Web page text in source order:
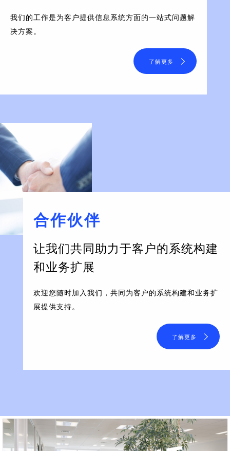
我们的工作是为客户提供信息系统方面的一站式问题解
决方案。
了解更多
合作伙伴
让我们共同助力于客户的系统构建
和业务扩展
欢迎您随时加入我们，共同为客户的系统构建和业务扩
展提供支持。
了解更多